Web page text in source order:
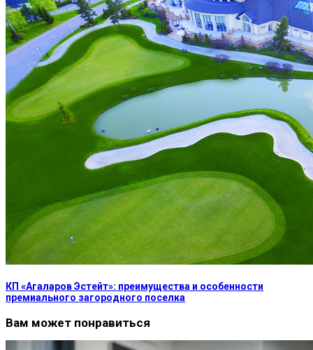
КП «Агаларов Эстейт»: преимущества и особенности
премиального загородного поселка
Вам может понравиться